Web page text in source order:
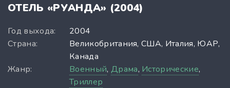
ОТЕЛЬ «РУАНДА» (2004)
Год выхода:
2004
Страна:
Великобритания, США, Италия, ЮАР,
Канада
Жанр:
Военный, Драма, Исторические,
Триллер